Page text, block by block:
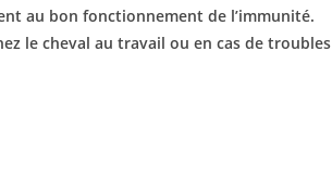
au bon fonctionnement de l’immunité.
le cheval au travail ou en cas de troubles